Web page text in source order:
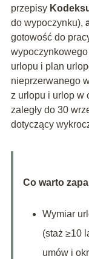
przepisy
do wypoczynku),
gotowość do
urlopu i plan
nieprzerwanego
z urlopu i urlop w
zaległy do 30
dotyczący
Co warto
Wymiar
(staż ≥10
umów i